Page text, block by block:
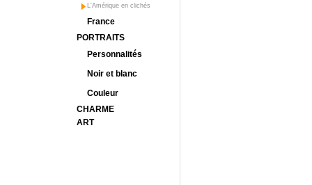
L'Amérique en clichés
France
PORTRAITS
Personnalités
Noir et blanc
Couleur
CHARME
ART